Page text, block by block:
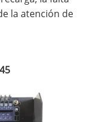
la atención de